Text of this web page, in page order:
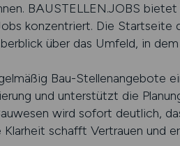
BAUSTELLEN.JOBS
konzentriert. Die
über das Umfeld, in
Bau-Stellenangebote
und unterstützt die
wird sofort deutlich,
schafft Vertrauen und